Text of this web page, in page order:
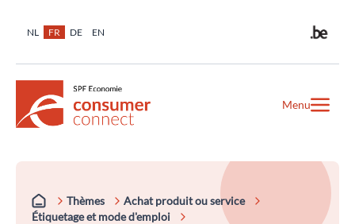
NL FR DE EN
Menu
Thèmes
Achat produit ou service
Étiquetage et mode d'emploi